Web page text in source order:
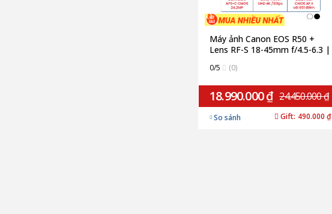
Máy ảnh Canon EOS R50 +
Lens RF-S 18-45mm f/4.5-6.3 |
0/5 (0)
18.990.000 ₫ 24.450.000 ₫
So sánh Gift: 490.000 ₫